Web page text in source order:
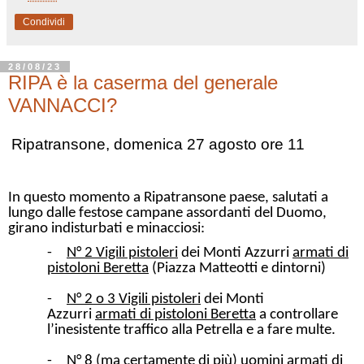
Condividi
28/08/23
RIPA è la caserma del generale
VANNACCI?
Ripatransone, domenica 27 agosto ore 11
In questo momento a Ripatransone paese, salutati a
lungo dalle festose campane assordanti del Duomo,
girano indisturbati e minacciosi:
-
N° 2 Vigili pistoleri dei Monti Azzurri armati di
pistoloni Beretta (Piazza Matteotti e dintorni)
-
N° 2 o 3 Vigili pistoleri dei Monti
Azzurri armati di pistoloni Beretta a controllare
l’inesistente traffico alla Petrella e a fare multe.